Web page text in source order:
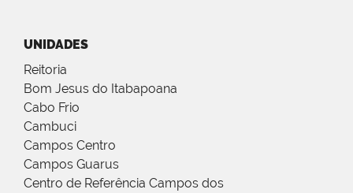
UNIDADES
Reitoria
Bom Jesus do Itabapoana
Cabo Frio
Cambuci
Campos Centro
Campos Guarus
Centro de Referência Campos dos